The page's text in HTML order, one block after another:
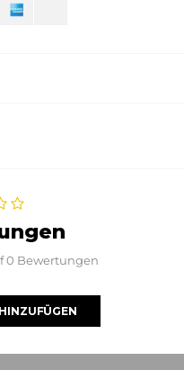
0 Bewertungen